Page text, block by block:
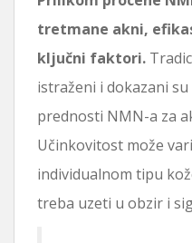
tretmane akni,
ključni faktori.
istraženi i dokazani
prednosti NMN-a za
Učinkovitost može
individualnom tipu
treba uzeti u obzir i